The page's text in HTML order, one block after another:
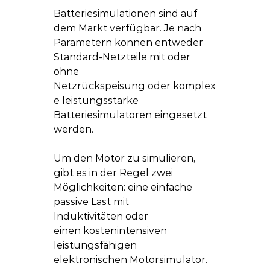
Batteriesimulationen sind auf
dem Markt verfügbar. Je nach
Parametern können entweder
Standard-Netzteile mit oder
ohne
Netzrückspeisung oder komplex
e leistungsstarke
Batteriesimulatoren eingesetzt
werden.
Um den Motor zu simulieren,
gibt es in der Regel zwei
Möglichkeiten: eine einfache
passive Last mit
Induktivitäten oder
einen kostenintensiven
leistungsfähigen
elektronischen Motorsimulator.